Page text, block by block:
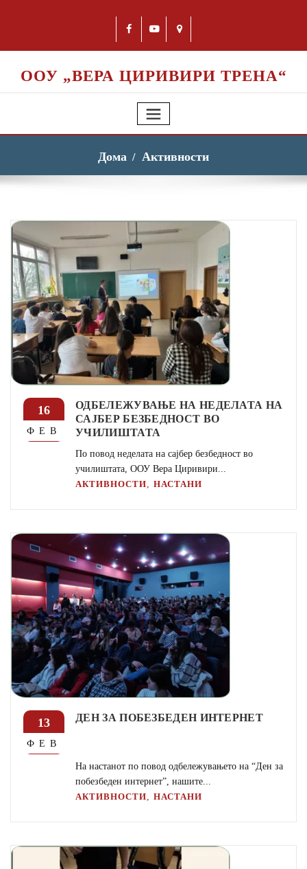
ООУ „ВЕРА ЦИРИВИРИ ТРЕНА“
Дома Активности
16
ФЕВ
ОДБЕЛЕЖУВАЊЕ НА НЕДЕЛАТА НА
САЈБЕР БЕЗБЕДНОСТ ВО
УЧИЛИШТАТА
По повод неделата на сајбер безбедност во
училиштата, ООУ Вера Циривири...
АКТИВНОСТИ,НАСТАНИ
13
ФЕВ
ДЕН ЗА ПОБЕЗБЕДЕН ИНТЕРНЕТ
На настанот по повод одбележувањето на “Ден за
побезбеден интернет”, нашите...
АКТИВНОСТИ,НАСТАНИ